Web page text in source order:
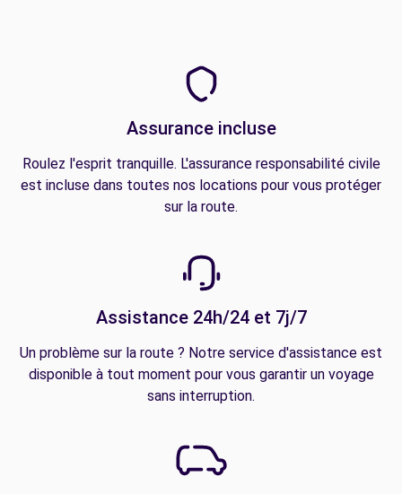
Assurance incluse
Roulez l'esprit tranquille. L'assurance responsabilité civile
est incluse dans toutes nos locations pour vous protéger
sur la route.
Assistance 24h/24 et 7j/7
Un problème sur la route ? Notre service d'assistance est
disponible à tout moment pour vous garantir un voyage
sans interruption.